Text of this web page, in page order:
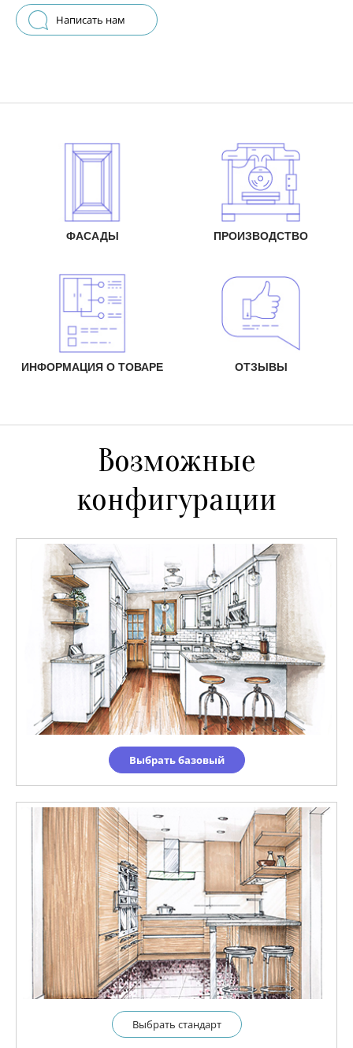
Написать нам
ФАСАДЫ ПРОИЗВОДСТВО
ИНФОРМАЦИЯ О ТОВАРЕ ОТЗЫВЫ
Возможные
конфигурации
Выбрать базовый
Выбрать cтандарт